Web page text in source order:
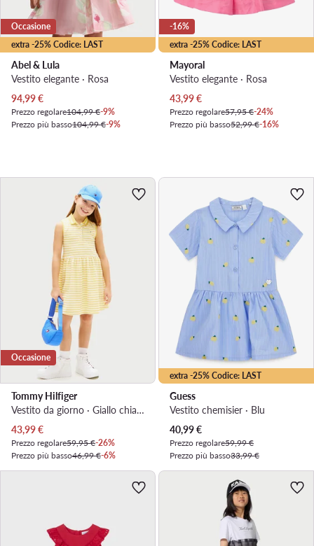
extra -25% Codice: LAST
Occasione
Abel & Lula
Vestito elegante · Rosa
Prezzo attuale
94,99€
Prezzo regolare104,99 €-9%
Prezzo più basso104,99 €-9%
extra -25% Codice: LAST
-16%
Mayoral
Vestito elegante · Rosa
Prezzo attuale
43,99€
Prezzo regolare57,95 €-24%
Prezzo più basso52,99 €-16%
Occasione
Tommy Hilfiger
Vestito da giorno · Giallo chiaro
Prezzo attuale
43,99€
Prezzo regolare59,95 €-26%
Prezzo più basso46,99 €-6%
extra -25% Codice: LAST
Guess
Vestito chemisier · Blu
Prezzo attuale
40,99€
Prezzo regolare59,99 €
Prezzo più basso33,99 €